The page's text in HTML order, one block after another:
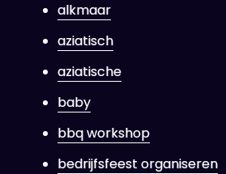
alkmaar
aziatisch
aziatische
baby
bbq workshop
bedrijfsfeest organiseren